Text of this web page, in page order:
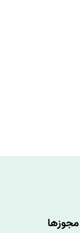
مجوزها